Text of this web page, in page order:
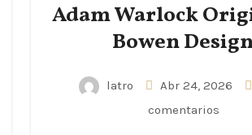
Adam Warlock
Bowen
latro Abr 24, 2026
comentarios